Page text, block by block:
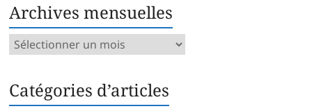
Archives mensuelles
Archives
Catégories d’articles